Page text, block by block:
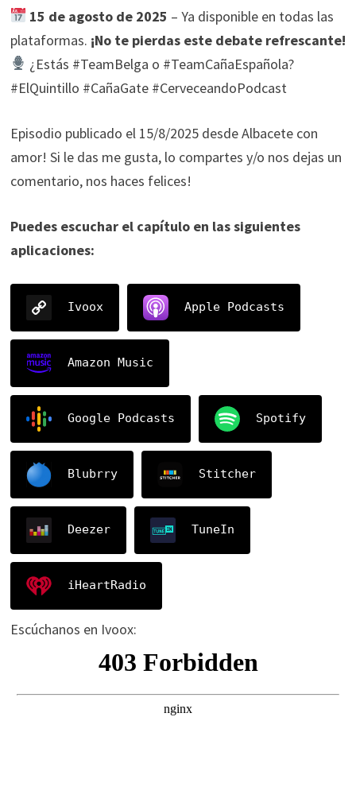
15 de agosto de 2025 – Ya disponible en todas las
plataformas. ¡No te pierdas este debate refrescante!
¿Estás #TeamBelga o #TeamCañaEspañola?
#ElQuintillo #CañaGate #CerveceandoPodcast
Episodio publicado el 15/8/2025 desde Albacete con
amor! Si le das me gusta, lo compartes y/o nos dejas un
comentario, nos haces felices!
Puedes escuchar el capítulo en las siguientes
aplicaciones:
Ivoox Apple Podcasts
Amazon Music
Google Podcasts Spotify
Blubrry Stitcher
Deezer TuneIn
iHeartRadio
Escúchanos en Ivoox: